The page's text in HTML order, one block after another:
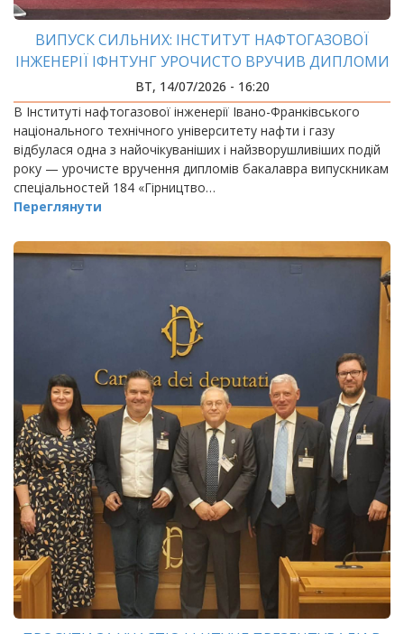
ВИПУСК СИЛЬНИХ: ІНСТИТУТ НАФТОГАЗОВОЇ
ІНЖЕНЕРІЇ ІФНТУНГ УРОЧИСТО ВРУЧИВ ДИПЛОМИ
БАКАЛАВРАМ
ВТ, 14/07/2026 - 16:20
В Інституті нафтогазової інженерії Івано-Франківського
національного технічного університету нафти і газу
відбулася одна з найочікуваніших і найзворушливіших подій
року — урочисте вручення дипломів бакалавра випускникам
спеціальностей 184 «Гірництво…
Переглянути